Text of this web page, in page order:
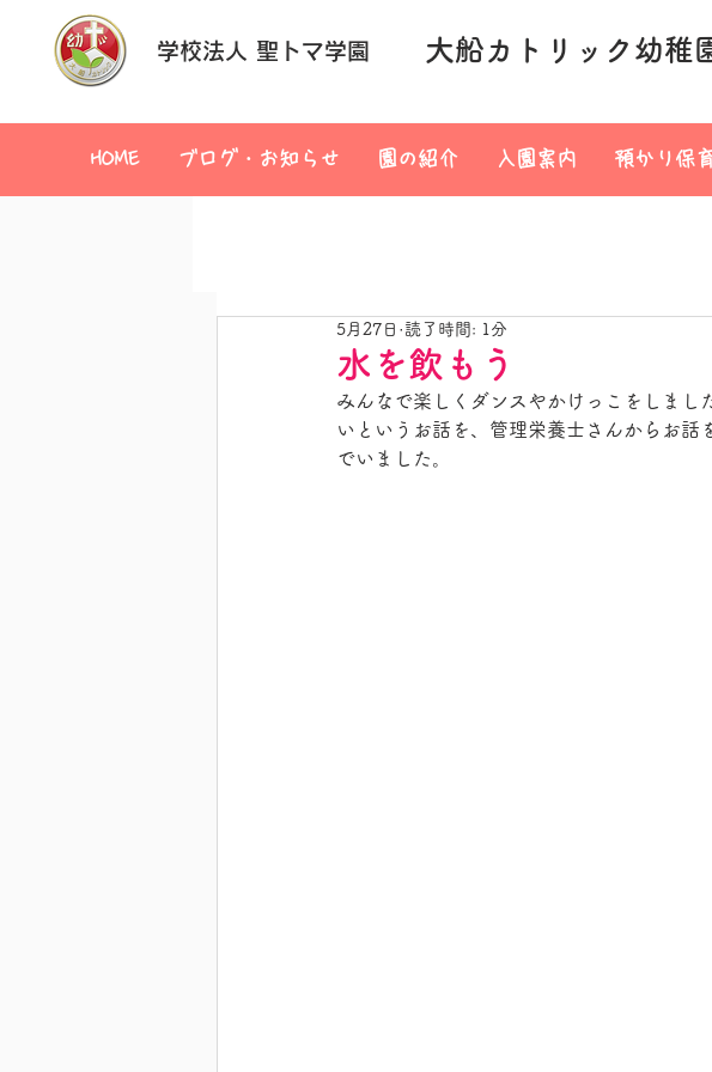
学校法人 聖トマ学園 大船カトリック幼稚
HOME ブログ・お知らせ 園の紹介 入園案内 預かり保育
水を飲もう
5月27日 読了時間: 1分
みんなで楽しくダンスやかけっこをしまし
いというお話を、管理栄養士さんからお
でいました。